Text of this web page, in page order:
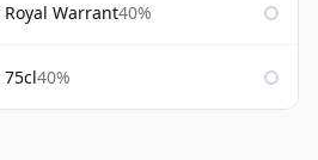
Warrant40%
40%